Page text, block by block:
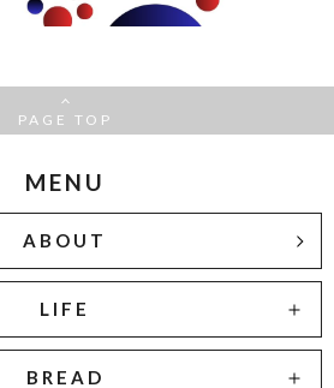
PAGE TOP
MENU
ABOUT
LIFE
BREAD